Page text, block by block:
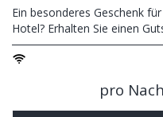
Ein besonderes Geschenk
Hotel? Erhalten Sie einen
pro